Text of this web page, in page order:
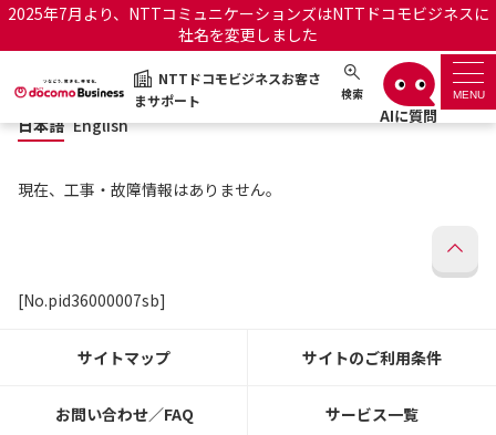
2025年7月より、NTTコミュニケーションズはNTTドコモビジネスに
社名を変更しました
NTTドコモビジネスお客さ
まサポート
検索 MENU
NTTドコモビジネスお客さまサポート 日本語 English
サポートトップ
サービス名から探す
日本語 English
現在、工事・故障情報はありません。
[No.pid36000007sb]
サイトマップ サイトのご利用条件
お問い合わせ／FAQ サービス一覧